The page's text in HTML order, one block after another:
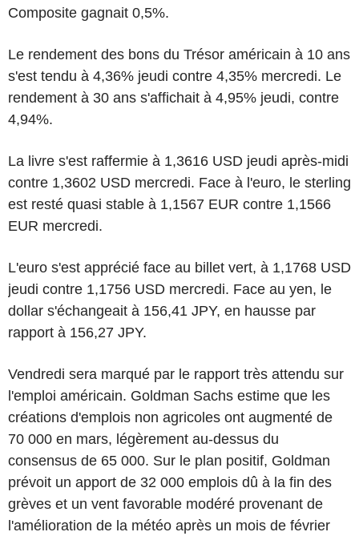
Composite gagnait 0,5%.
Le rendement des bons du Trésor américain à 10 ans
s'est tendu à 4,36% jeudi contre 4,35% mercredi. Le
rendement à 30 ans s'affichait à 4,95% jeudi, contre
4,94%.
La livre s'est raffermie à 1,3616 USD jeudi après-midi
contre 1,3602 USD mercredi. Face à l'euro, le sterling
est resté quasi stable à 1,1567 EUR contre 1,1566
EUR mercredi.
L'euro s'est apprécié face au billet vert, à 1,1768 USD
jeudi contre 1,1756 USD mercredi. Face au yen, le
dollar s'échangeait à 156,41 JPY, en hausse par
rapport à 156,27 JPY.
Vendredi sera marqué par le rapport très attendu sur
l'emploi américain. Goldman Sachs estime que les
créations d'emplois non agricoles ont augmenté de
70 000 en mars, légèrement au-dessus du
consensus de 65 000. Sur le plan positif, Goldman
prévoit un apport de 32 000 emplois dû à la fin des
grèves et un vent favorable modéré provenant de
l'amélioration de la météo après un mois de février